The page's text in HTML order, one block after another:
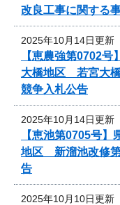
改良工事に関する
2025年10月14日更新
【恵農強第0702
大橋地区 若宮大
競争入札公告
2025年10月14日更新
【恵池第0705号
地区 新溜池改修
告
2025年10月10日更新